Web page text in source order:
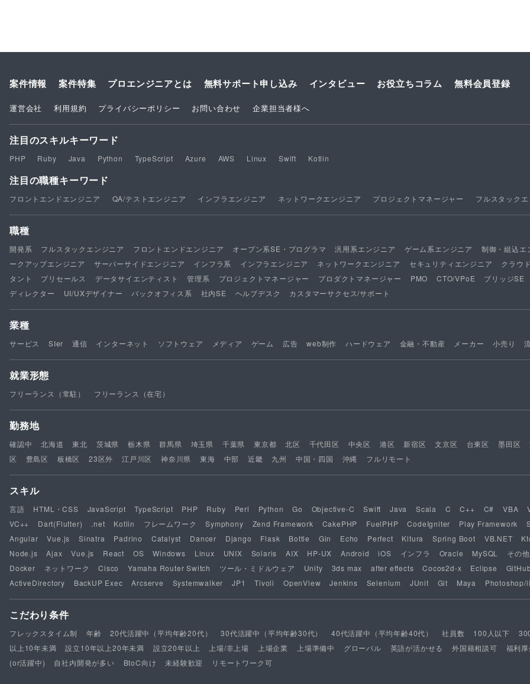
案件情報 案件特集 プロエンジニアとは 無料サポート申し込み インタビュー お役立ちコラム 無料会員登録
運営会社 利用規約 プライバシーポリシー お問い合わせ 企業担当者様へ
注目のスキルキーワード
PHP Ruby Java Python TypeScript Azure AWS Linux Swift Kotlin
注目の職種キーワード
フロントエンドエンジニア QA/テストエンジニア インフラエンジニア ネットワークエンジニア プロジェクトマネージャー フルスタック
職種
開発系 フルスタックエンジニア フロントエンドエンジニア オープン系SE・プログラマ 汎用系エンジニア ゲーム系エンジニア 制御・組込エ
ークアップエンジニア
サーバーサイドエンジニア インフラ系 インフラエンジニア ネットワークエンジニア セキュリティエンジニア クラウ
タント
プリセールス データサイエンティスト 管理系 プロジェクトマネージャー プロダクトマネージャー PMO CTO/VPoE ブリッジSE
ディレクター
UI/UXデザイナー バックオフィス系 社内SE ヘルプデスク カスタマーサクセス/サポート
業種
サービス SIer 通信 インターネット ソフトウェア メディア ゲーム 広告 web制作 ハードウェア 金融・不動産 メーカー 小売り
就業形態
フリーランス（常駐） フリーランス（在宅）
勤務地
確認中 北海道 東北 茨城県 栃木県 群馬県 埼玉県 千葉県 東京都 北区 千代田区 中央区 港区 新宿区 文京区 台東区 墨田区
区
豊島区 板橋区 23区外 江戸川区 神奈川県 東海 中部 近畿 九州 中国・四国 沖縄 フルリモート
スキル
言語 HTML・CSS JavaScript TypeScript PHP Ruby Perl Python Go Objective-C Swift Java Scala C C++ C# VBA
VC++
Dart(Flutter) .net Kotlin フレームワーク Symphony Zend Framework CakePHP FuelPHP CodeIgniter Play Framework
Angular
Vue.js Sinatra Padrino Catalyst Dancer Django Flask Bottle Gin Echo Perfect Kitura Spring Boot VB.NET
Node.js
Ajax Vue.js React OS Windows Linux UNIX Solaris AIX HP-UX Android iOS インフラ Oracle MySQL その他
Docker
ネットワーク Cisco Yamaha Router Switch ツール・ミドルウェア Unity 3ds max after effects Cocos2d-x Eclipse
ActiveDirectory
BackUP Exec Arcserve Systemwalker JP1 Tivoli OpenView Jenkins Selenium JUnit Git Maya Photoshop/
こだわり条件
フレックスタイム制 年齢 20代活躍中（平均年齢20代） 30代活躍中（平均年齢30代） 40代活躍中（平均年齢40代） 社員数 100人以下
以上10年未満
設立10年以上20年未満 設立20年以上 上場/非上場 上場企業 上場準備中 グローバル 英語が活かせる 外国籍相談可 福利厚
(or活躍中)
自社内開発が多い BtoC向け 未経験歓迎 リモートワーク可